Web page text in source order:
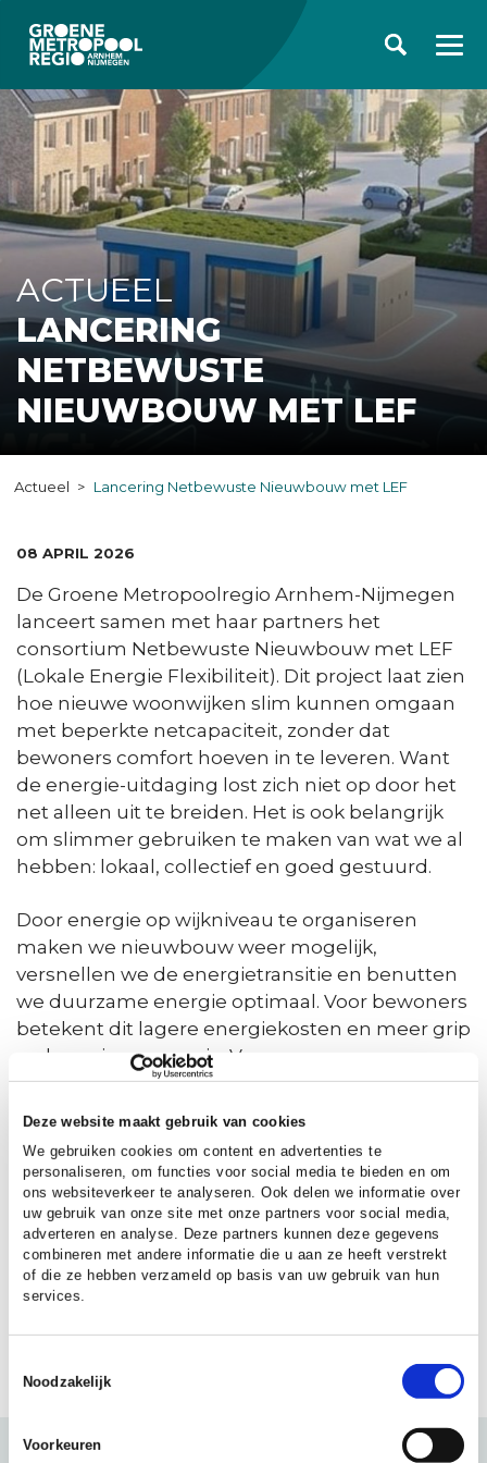
Deze website maakt gebruik van cookies
We gebruiken cookies om content en advertenties te
personaliseren, om functies voor social media te bieden en om
ons websiteverkeer te analyseren. Ook delen we informatie over
uw gebruik van onze site met onze partners voor social media,
adverteren en analyse. Deze partners kunnen deze gegevens
combineren met andere informatie die u aan ze heeft verstrekt
of die ze hebben verzameld op basis van uw gebruik van hun
services.
Noodzakelijk
Voorkeuren
ACTUEEL
LANCERING
NETBEWUSTE
NIEUWBOUW MET LEF
Actueel Lancering Netbewuste Nieuwbouw met LEF
DATUM:
08 APRIL 2026
De Groene Metropoolregio Arnhem-Nijmegen
lanceert samen met haar partners het
consortium Netbewuste Nieuwbouw met LEF
(Lokale Energie Flexibiliteit). Dit project laat zien
hoe nieuwe woonwijken slim kunnen omgaan
met beperkte netcapaciteit, zonder dat
bewoners comfort hoeven in te leveren. Want
de energie-uitdaging lost zich niet op door het
net alleen uit te breiden. Het is ook belangrijk
om slimmer gebruiken te maken van wat we al
hebben: lokaal, collectief en goed gestuurd.
Door energie op wijkniveau te organiseren
maken we nieuwbouw weer mogelijk,
versnellen we de energietransitie en benutten
we duurzame energie optimaal. Voor bewoners
betekent dit lagere energiekosten en meer grip
op hun eigen energie. Voor
projectontwikkelaars betekent het dat
projecten realiseerbaar zijn binnen de
wachttijden. En voor de maatschappij ontstaat
er een betaalbare en toekomstbestendige
energie-infrastructuur die ook op grote schaal
werkt.
De Groene Metropoolregio werkt samen in het